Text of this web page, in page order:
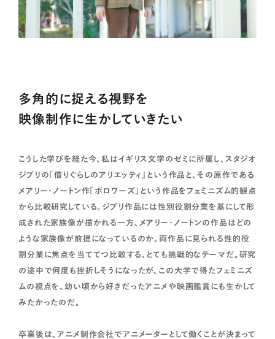
多角的に捉える視野を
映像制作に生かしていきたい
こうした学びを経た今、私はイギリス文学のゼミに所属し、スタジオ
ジブリの『借りぐらしのアリエッティ』という作品と、その原作である
メアリー・ノートン作『ボロワーズ』という作品をフェミニズム的観点
から比較研究している。ジブリ作品には性別役割分業を基にして形
成された家族像が描かれる一方、メアリー・ノートンの作品はどの
ような家族像が前提になっているのか。両作品に見られる性的役
割分業に焦点を当ててつ比較する、とても挑戦的なテーマだ。研究
の途中で何度も挫折しそうになったが、この大学で得たフェミニズ
ムの視点を、幼い頃から好きだったアニメや映画鑑賞にも生かして
みたかったのだ。
卒業後は、アニメ制作会社でアニメーターとして働くことが決まって